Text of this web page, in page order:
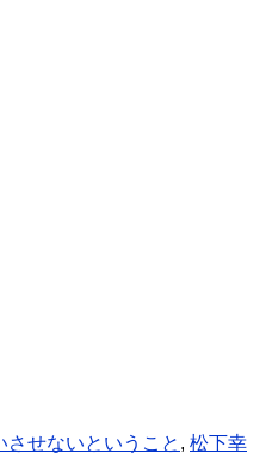
させないということ , 松下幸